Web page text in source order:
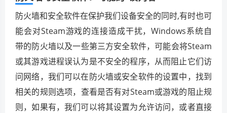
防火墙和安全软件在保护我们设备安全的同时,有时也可
能会对Steam游戏的连接造成干扰，Windows系统自
带的防火墙以及一些第三方安全软件，可能会将Steam
或其游戏进程误认为是不安全的程序，从而阻止它们访
问网络，我们可以在防火墙或安全软件的设置中，找到
相关的规则选项，查看是否有对Steam或游戏的阻止规
则，如果有，我们可以将其设置为允许访问，或者直接